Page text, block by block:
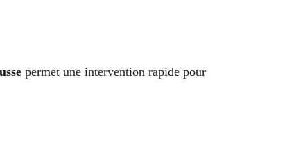
permet une intervention rapide pour